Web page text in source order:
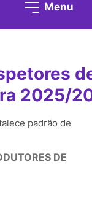
Menu
2025/
padrão de
DE